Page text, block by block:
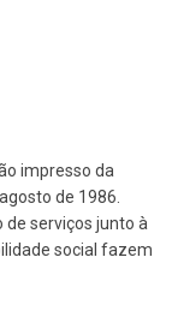
impresso da
de 1986.
serviços junto à
social fazem